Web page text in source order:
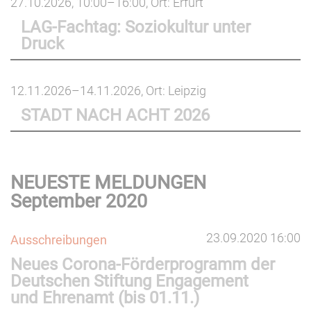
LAG-Fachtag: Soziokultur unter
Druck
12.11.2026–14.11.2026, Ort: Leipzig
STADT NACH ACHT 2026
NEUESTE MELDUNGEN
September 2020
23.09.2020 16:00
Ausschreibungen
Neues Corona-Förderprogramm der
Deutschen Stiftung Engagement
und Ehrenamt (bis 01.11.)